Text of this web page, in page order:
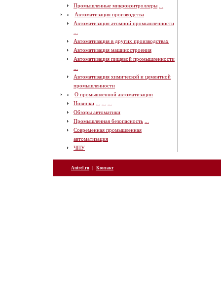
Промышленные микроконтроллеры
Автоматизация производства
Автоматизация атомной промышленности
Автоматизация в других производствах
Автоматизация машиностроения
Автоматизация пищевой промышленности
Автоматизация химической и цементной
промышленности
О промышленной автоматизации
Новинки
Обзоры автоматики
Промышленная безопасность
Современная промышленная
автоматизация
ЧПУ
Antrel.ru | Контакт